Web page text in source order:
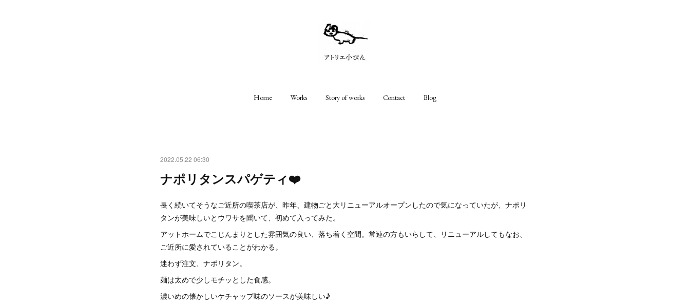
Home Works Story of works Contact Blog
2022.05.22 06:30
ナポリタンスパゲティ❤️
長く続いてそうなご近所の喫茶店が、昨年、建物ごと大リニューアルオープンしたので気になっていたが、ナポリ
タンが美味しいとウワサを聞いて、初めて入ってみた。
アットホームでこじんまりとした雰囲気の良い、落ち着く空間。常連の方もいらして、リニューアルしてもなお、
ご近所に愛されていることがわかる。
迷わず注文、ナポリタン。
麺は太めで少しモチッとした食感。
濃いめの懐かしいケチャップ味のソースが美味しい♪